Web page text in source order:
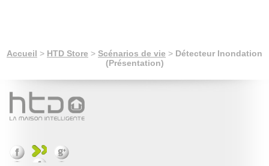
Accueil > HTD Store > Scénarios de vie > Détecteur Inondation
(Présentation)